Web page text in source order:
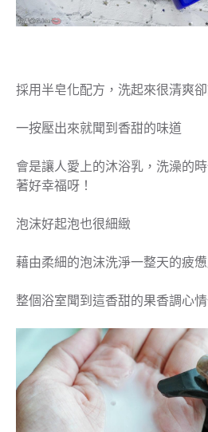
採用半皂化配方，洗起來很清爽
一按壓出來就聞到香甜的味道
會是讓人愛上的沐浴乳，洗澡的
著好幸福呀！
泡沫好起泡也很細緻
藉由柔細的泡沫洗淨一整天的疲
整個浴室聞到這香甜的果香調心